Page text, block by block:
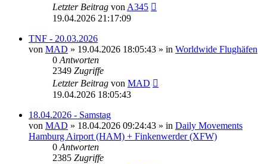
Letzter Beitrag von A345
19.04.2026 21:17:09
TNF - 20.03.2026
von MAD » 19.04.2026 18:05:43 » in Worldwide Flughäfen
0 Antworten
2349 Zugriffe
Letzter Beitrag von MAD
19.04.2026 18:05:43
18.04.2026 - Samstag
von MAD » 18.04.2026 09:24:43 » in Daily Movements
Hamburg Airport (HAM) + Finkenwerder (XFW)
0 Antworten
2385 Zugriffe